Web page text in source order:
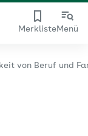
MerklisteMenü
von Beruf und